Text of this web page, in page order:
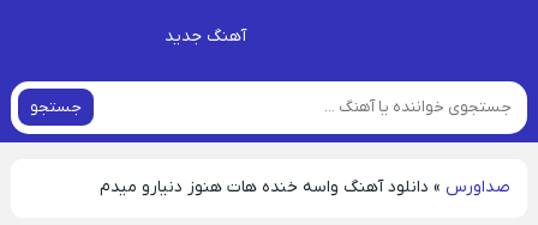
آهنگ جدید
جستجو
صداورس » دانلود آهنگ واسه خنده هات هنوز دنیارو میدم